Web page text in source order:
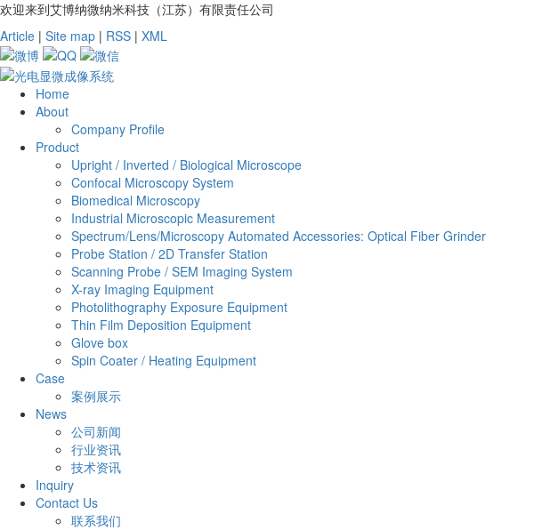
欢迎来到艾博纳微纳米科技（江苏）有限责任公司
Article | Site map | RSS | XML
Home
About
Company Profile
Product
Upright / Inverted / Biological Microscope
Confocal Microscopy System
Biomedical Microscopy
Industrial Microscopic Measurement
Spectrum/Lens/Microscopy Automated Accessories: Optical Fiber Grinder
Probe Station / 2D Transfer Station
Scanning Probe / SEM Imaging System
X-ray Imaging Equipment
Photolithography Exposure Equipment
Thin Film Deposition Equipment
Glove box
Spin Coater / Heating Equipment
Case
案例展示
News
公司新闻
行业资讯
技术资讯
Inquiry
Contact Us
联系我们